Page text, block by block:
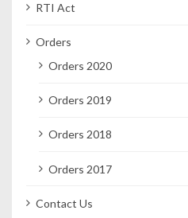
RTI Act
Orders
Orders 2020
Orders 2019
Orders 2018
Orders 2017
Contact Us